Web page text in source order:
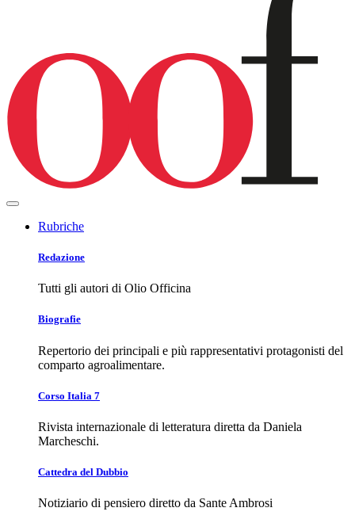
Rubriche
Redazione
Tutti gli autori di Olio Officina
Biografie
Repertorio dei principali e più rappresentativi protagonisti del
comparto agroalimentare.
Corso Italia 7
Rivista internazionale di letteratura diretta da Daniela
Marcheschi.
Cattedra del Dubbio
Notiziario di pensiero diretto da Sante Ambrosi